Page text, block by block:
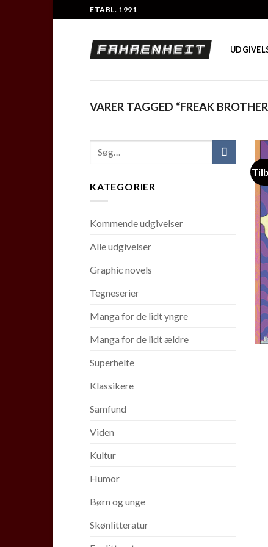
to
ETABL. 1991
VARER TAGGED “FREAK
KATEGORIER
Kommende udgivelser
Alle udgivelser
Graphic novels
Tegneserier
Manga for de lidt yngre
Manga for de lidt ældre
Superhelte
Klassikere
Samfund
Viden
Kultur
Humor
Børn og unge
Skønlitteratur